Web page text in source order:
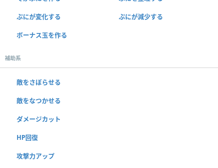
ぷにが変化する ぷにが減少する
ボーナス玉を作る
補助系
敵をさぼらせる
敵をなつかせる
ダメージカット
HP回復
攻撃力アップ